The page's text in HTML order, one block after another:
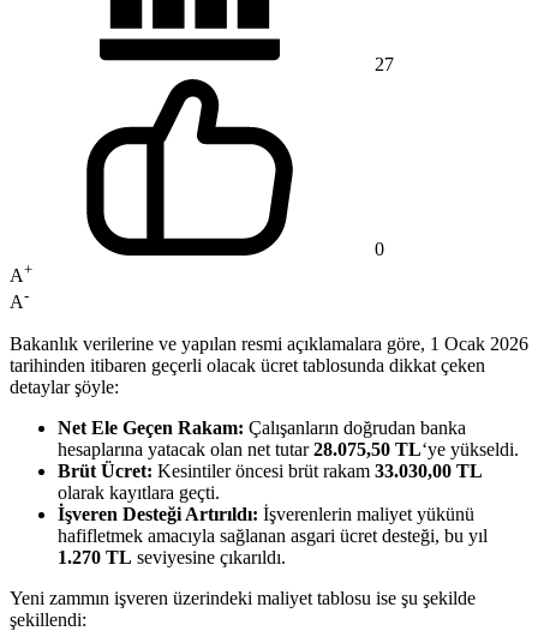
27
0
A+
A-
Bakanlık verilerine ve yapılan resmi açıklamalara göre, 1 Ocak 2026
tarihinden itibaren geçerli olacak ücret tablosunda dikkat çeken
detaylar şöyle:
Net Ele Geçen Rakam: Çalışanların doğrudan banka
hesaplarına yatacak olan net tutar28.075,50 TL‘ye yükseldi.
Brüt Ücret: Kesintiler öncesi brüt rakam 33.030,00 TL
olarak kayıtlara geçti.
İşveren Desteği Artırıldı: İşverenlerin maliyet yükünü
hafifletmek amacıyla sağlanan asgari ücret desteği, bu yıl
1.270 TL seviyesine çıkarıldı.
Yeni zammın işveren üzerindeki maliyet tablosu ise şu şekilde
şekillendi: